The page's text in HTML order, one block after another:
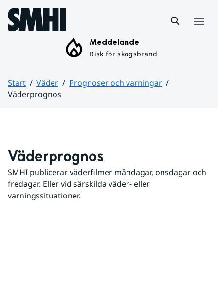
Hoppa till sidans innehåll
Meddelande
Risk för skogsbrand
Start Väder
Prognoser och varningar
Väderprognos
Väderprognos
SMHI publicerar väderfilmer måndagar, onsdagar och
fredagar. Eller vid särskilda väder- eller
varningssituationer.